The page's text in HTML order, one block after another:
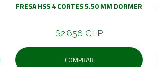
FRESA HSS 4 CORTES 5.50 MM DORMER
$2.856 CLP
COMPRAR